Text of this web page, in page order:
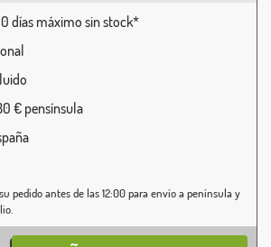
días máximo sin stock*
€ pensínsula
pedido antes de las 12:00 para envío a península y